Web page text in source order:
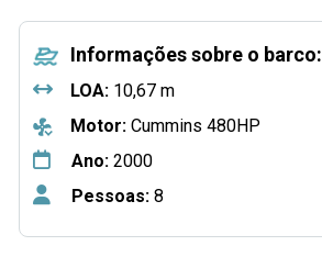
Informações sobre o barco:
LOA: 10,67 m
Motor: Cummins 480HP
Ano: 2000
Pessoas: 8